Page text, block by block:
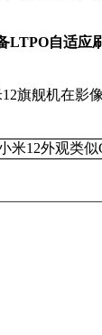
LTPO自适应
旗舰机在